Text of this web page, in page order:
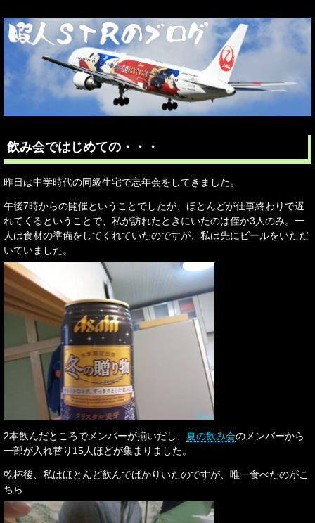
飲み会ではじめての・・・
昨日は中学時代の同級生宅で忘年会をしてきました。
午後7時からの開催ということでしたが、ほとんどが仕事終わりで遅
れてくるということで、私が訪れたときにいたのは僅か3人のみ。一
人は食材の準備をしてくれていたのですが、私は先にビールをいただ
いていました。
2本飲んだところでメンバーが揃いだし、 夏の飲み会のメンバーから
一部が入れ替り15人ほどが集まりました。
乾杯後、私はほとんど飲んでばかりいたのですが、唯一食べたのがこ
ちら